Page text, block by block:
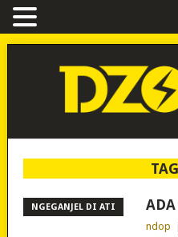
NGEGANJEL DI ATI ADA
ndop